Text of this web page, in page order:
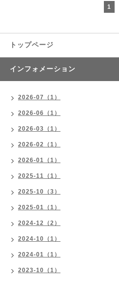
1
トップページ
インフォメーション
2026-07（1）
2026-06（1）
2026-03（1）
2026-02（1）
2026-01（1）
2025-11（1）
2025-10（3）
2025-01（1）
2024-12（2）
2024-10（1）
2024-01（1）
2023-10（1）